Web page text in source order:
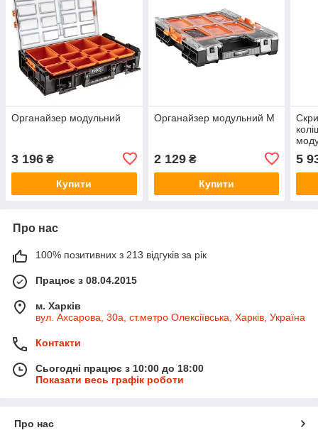
Органайзер модульний
3 196 ₴
Купити
Органайзер модульний M
2 129₴
Купити
5
Про нас
100% позитивних з 213 відгуків за рік
Працює з 08.04.2015
м. Харків
вул. Ахсарова, 30а, ст.метро Олексіївська, Харків, Україна
Контакти
Сьогодні працює з 10:00 до 18:00
Показати весь графік роботи
Про нас